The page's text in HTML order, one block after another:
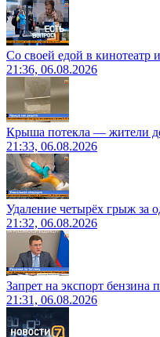
Со своей едой в кинотеатр
21:36, 06.08.2026
Крыша потекла — жители
21:33, 06.08.2026
Удаление четырёх грыж
21:32, 06.08.2026
Запрет на экспорт бензина
21:31, 06.08.2026